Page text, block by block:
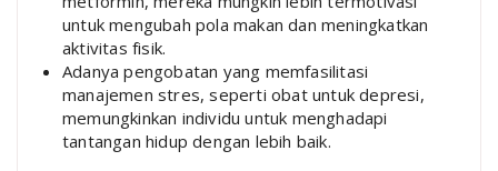
untuk mengubah pola makan dan meningkatkan
aktivitas fisik.
Adanya pengobatan yang memfasilitasi
manajemen stres, seperti obat untuk depresi,
memungkinkan individu untuk menghadapi
tantangan hidup dengan lebih baik.